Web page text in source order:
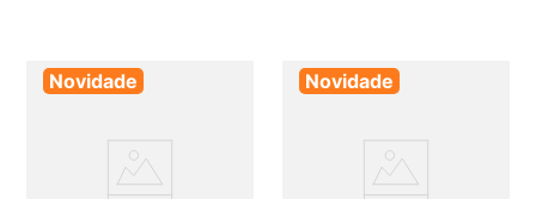
Novidade Novidade